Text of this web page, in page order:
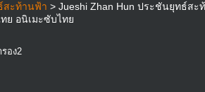
สะท้านฟ้า > Jueshi Zhan Hun ประชันยุทธ์ส
ย อนิเมะซับไทย
รอง2